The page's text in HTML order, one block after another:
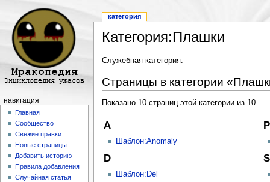
Категория:Плашки
Служебная категория.
Страницы в категории
Показано 10 страниц этой категории из 10.
A
Шаблон:Anomaly
D
Шаблон:Del
P
S
категория
навигация
Главная
Сообщество
Свежие правки
Новые страницы
Добавить историю
Правила добавления
Случайная статья